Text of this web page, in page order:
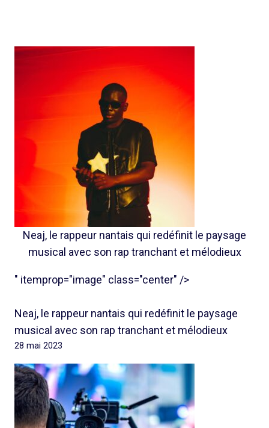
Neaj, le rappeur nantais qui redéfinit le paysage
musical avec son rap tranchant et mélodieux
" itemprop="image" class="center" />
Neaj, le rappeur nantais qui redéfinit le paysage
musical avec son rap tranchant et mélodieux
28 mai 2023